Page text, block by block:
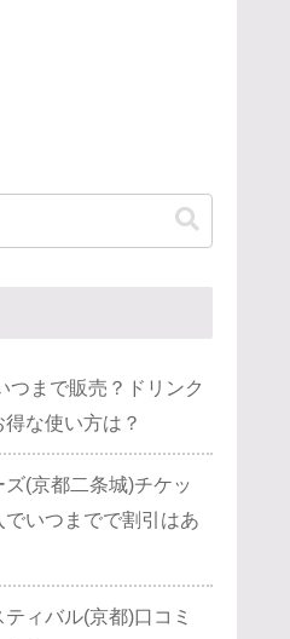
つまで販売？ドリンク
な使い方は？
(京都二条城)チケッ
でいつまでで割引はあ
ィバル(京都)口コミ